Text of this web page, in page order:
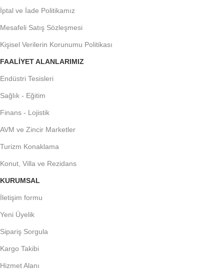
İptal ve İade Politikamız
Mesafeli Satış Sözleşmesi
Kişisel Verilerin Korunumu Politikası
FAALIYET ALANLARIMIZ
Endüstri Tesisleri
Sağlık - Eğitim
Finans - Lojistik
AVM ve Zincir Marketler
Turizm Konaklama
Konut, Villa ve Rezidans
KURUMSAL
İletişim formu
Yeni Üyelik
Sipariş Sorgula
Kargo Takibi
Hizmet Alanı